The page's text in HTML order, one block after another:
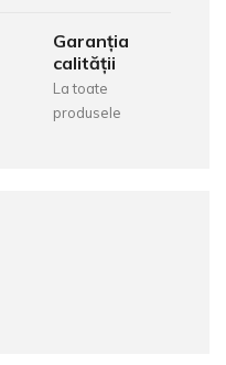
Garanția
calității
La toate
produsele